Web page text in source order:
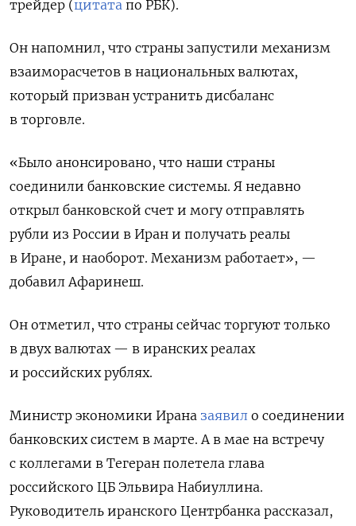
трейдер (цитата по РБК).
Он напомнил, что страны запустили механизм
взаиморасчетов в национальных валютах,
который призван устранить дисбаланс
в торговле.
«Было анонсировано, что наши страны
соединили банковские системы. Я недавно
открыл банковской счет и могу отправлять
рубли из России в Иран и получать реалы
в Иране, и наоборот. Механизм работает», —
добавил Афаринеш.
Он отметил, что страны сейчас торгуют только
в двух валютах — в иранских реалах
и российских рублях.
Министр экономики Ирана заявил о соединении
банковских систем в марте. А в мае на встречу
с коллегами в Тегеран полетела глава
российского ЦБ Эльвира Набиуллина.
Руководитель иранского Центрбанка рассказал,